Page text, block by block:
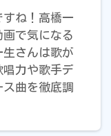
ね！高橋一
で気になる
さんは歌が
力や歌手デ
曲を徹底調